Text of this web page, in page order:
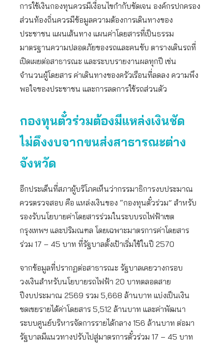
การใช้เงินกองทุนควรมีเงื่อนไขกำกับชัดเจน องค์กรปกครอง
ส่วนท้องถิ่นควรมีข้อมูลความต้องการเดินทางของ
ประชาชน แผนเส้นทาง แผนค่าโดยสารที่เป็นธรรม
มาตรฐานความปลอดภัยของรถและคนขับ ตารางเดินรถที่
เปิดเผยต่อสาธารณะ และระบบรายงานผลทุกปี เช่น
จำนวนผู้โดยสาร ค่าเดินทางของครัวเรือนที่ลดลง ความพึง
พอใจของประชาชน และการลดการใช้รถส่วนตัว
กองทุนตั๋วร่วมต้องมีแหล่งเงินชัด
ไม่ดึงงบจากขนส่งสาธารณะต่าง
จังหวัด
อีกประเด็นที่สภาผู้บริโภคเห็นว่ากรรมาธิการงบประมาณ
ควรตรวจสอบ คือ แหล่งเงินของ “กองทุนตั๋วร่วม” สำหรับ
รองรับนโยบายค่าโดยสารร่วมในระบบรถไฟฟ้าเขต
กรุงเทพฯ และปริมณฑล โดยเฉพาะมาตรการค่าโดยสาร
ร่วม 17 – 45 บาท ที่รัฐบาลตั้งเป้าเริ่มใช้ในปี 2570
จากข้อมูลที่ปรากฏต่อสาธารณะ รัฐบาลเคยวางกรอบ
วงเงินสำหรับนโยบายรถไฟฟ้า 20 บาทตลอดสาย
ปีงบประมาณ 2569 รวม 5,668 ล้านบาท แบ่งเป็นเงิน
ชดเชยรายได้ค่าโดยสาร 5,512 ล้านบาท และค่าพัฒนา
ระบบศูนย์บริหารจัดการรายได้กลาง 156 ล้านบาท ต่อมา
รัฐบาลมีแนวทางปรับไปสู่มาตรการตั๋วร่วม 17 – 45 บาท